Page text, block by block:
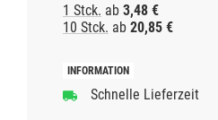
1 Stck. ab 3,48 €
10 Stck. ab 20,85 €
Schnelle Lieferzeit